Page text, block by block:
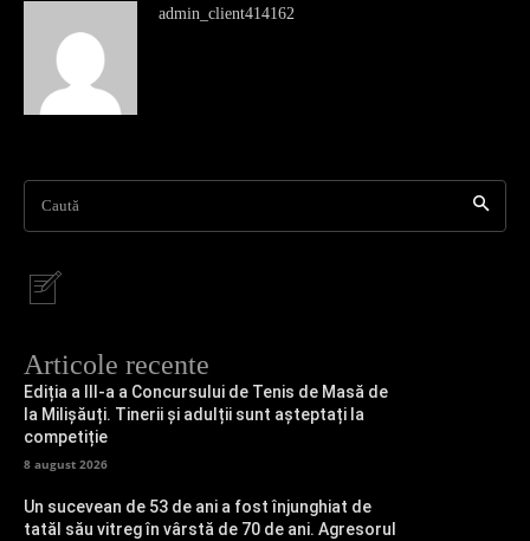
admin_client414162
Caută
Articole recente
Ediția a III-a a Concursului de Tenis de Masă de
la Milișăuți. Tinerii și adulții sunt așteptați la
competiție
8 august 2026
Un sucevean de 53 de ani a fost înjunghiat de
tatăl său vitreg în vârstă de 70 de ani. Agresorul